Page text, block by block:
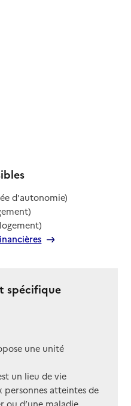
d'autonomie)
spécifique
une unité
un lieu de vie
atteintes de